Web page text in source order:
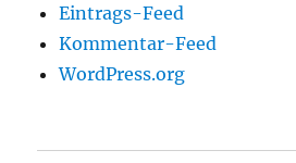
Eintrags-Feed
Kommentar-Feed
WordPress.org